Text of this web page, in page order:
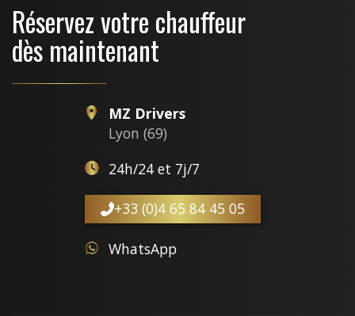
Réservez votre chauffeur
dès maintenant
MZ Drivers
Lyon (69)
24h/24 et 7j/7
+33 (0)4 65 84 45 05
WhatsApp